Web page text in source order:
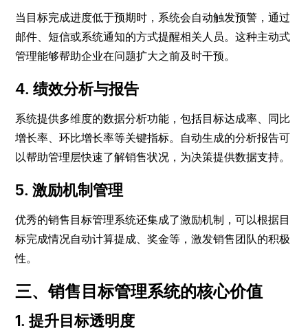
当目标完成进度低于预期时，系统会自动触发预警，通过
邮件、短信或系统通知的方式提醒相关人员。这种主动式
管理能够帮助企业在问题扩大之前及时干预。
4. 绩效分析与报告
系统提供多维度的数据分析功能，包括目标达成率、同比
增长率、环比增长率等关键指标。自动生成的分析报告可
以帮助管理层快速了解销售状况，为决策提供数据支持。
5. 激励机制管理
优秀的销售目标管理系统还集成了激励机制，可以根据目
标完成情况自动计算提成、奖金等，激发销售团队的积极
性。
三、销售目标管理系统的核心价值
1. 提升目标透明度